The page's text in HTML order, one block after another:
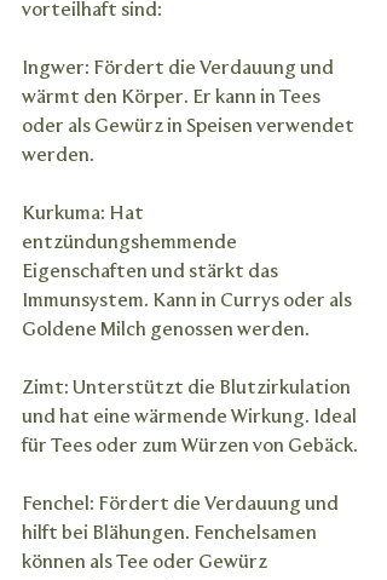
vorteilhaft sind:
Ingwer: Fördert die Verdauung und
wärmt den Körper. Er kann in Tees
oder als Gewürz in Speisen verwendet
werden.
Kurkuma: Hat
entzündungshemmende
Eigenschaften und stärkt das
Immunsystem. Kann in Currys oder als
Goldene Milch genossen werden.
Zimt: Unterstützt die Blutzirkulation
und hat eine wärmende Wirkung. Ideal
für Tees oder zum Würzen von Gebäck.
Fenchel: Fördert die Verdauung und
hilft bei Blähungen. Fenchelsamen
können als Tee oder Gewürz